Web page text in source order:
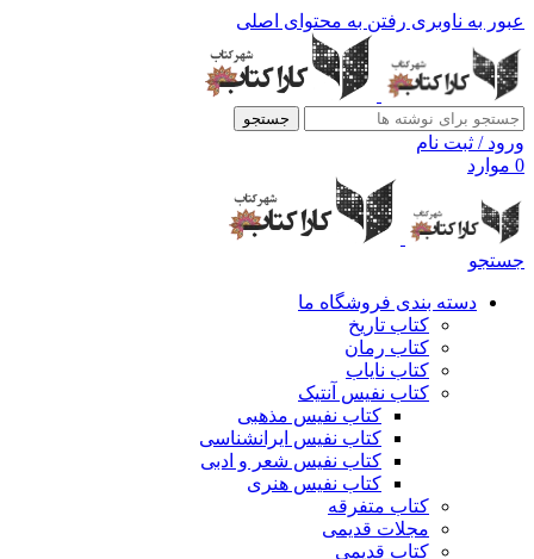
عبور به ناوبری رفتن به محتوای اصلی
جستجو
ورود / ثبت نام
0 موارد
جستجو
دسته بندی فروشگاه ما
کتاب تاریخ
کتاب رمان
کتاب نایاب
کتاب نفیس آنتیک
کتاب نفیس مذهبی
کتاب نفیس ایرانشناسی
کتاب نفیس شعر و ادبی
کتاب نفیس هنری
کتاب متفرقه
مجلات قدیمی
کتاب قدیمی